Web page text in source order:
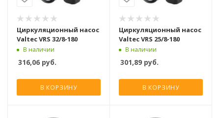
Циркуляционный насос
Valtec VRS 32/8-180
В наличии
316,06 руб.
В КОРЗИНУ
Циркуляционный насос
Valtec VRS 25/8-180
В наличии
301,89 руб.
В КОРЗИНУ